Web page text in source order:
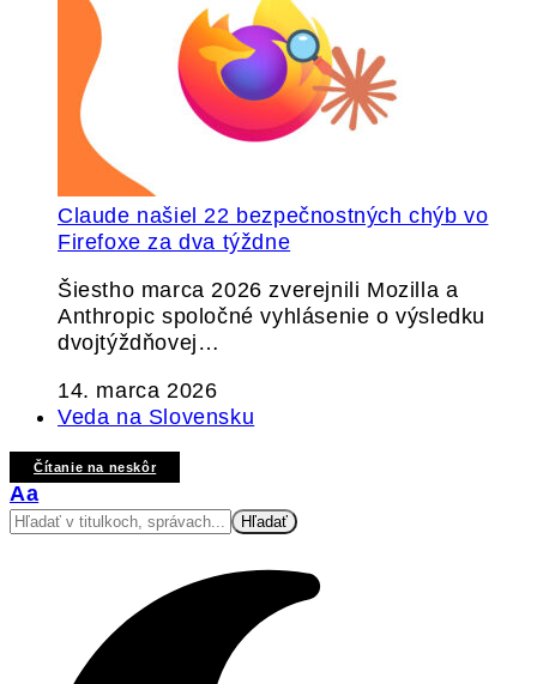
Claude našiel 22 bezpečnostných chýb vo
Firefoxe za dva týždne
Šiestho marca 2026 zverejnili Mozilla a
Anthropic spoločné vyhlásenie o výsledku
dvojtýždňovej…
14. marca 2026
Veda na Slovensku
Čítanie na neskôr
Veľkosť
písma
Aa